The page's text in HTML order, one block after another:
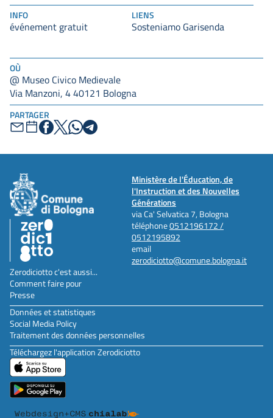
OÙ
@ Museo Civico Medievale
Via Manzoni, 4 40121 Bologna
PARTAGER
INFO
événement gratuit
LIENS
Sosteniamo Garisenda
Ministère de l'Éducation, de
l'Instruction et des Nouvelles
Générations
via Ca' Selvatica 7, Bologna
téléphone0512196172 /
0512195892
email
zerodiciotto@comune.bologna.it
Zerodiciotto c'est aussi...
Comment faire pour
Presse
Données et statistiques
Social Media Policy
Traitement des données personnelles
Téléchargez l'application Zerodiciotto